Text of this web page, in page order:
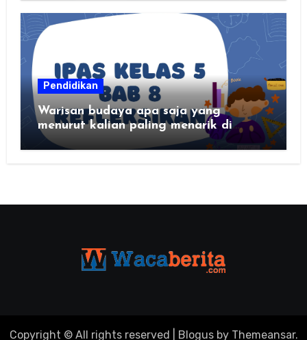
Pendidikan
Warisan budaya apa saja yang
menurut kalian paling menarik di
Copyright © All rights reserved Blogusby Themeansar.